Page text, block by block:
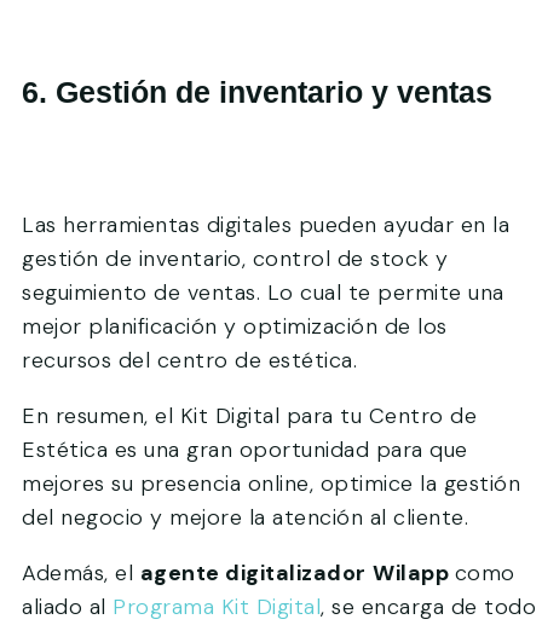
6. Gestión de inventario y ventas
Las herramientas digitales pueden ayudar en la
gestión de inventario, control de stock y
seguimiento de ventas. Lo cual te permite una
mejor planificación y optimización de los
recursos del centro de estética.
En resumen, el Kit Digital para tu Centro de
Estética es una gran oportunidad para que
mejores su presencia online, optimice la gestión
del negocio y mejore la atención al cliente.
Además, el agente digitalizador Wilapp como
aliado al Programa Kit Digital, se encarga de todo